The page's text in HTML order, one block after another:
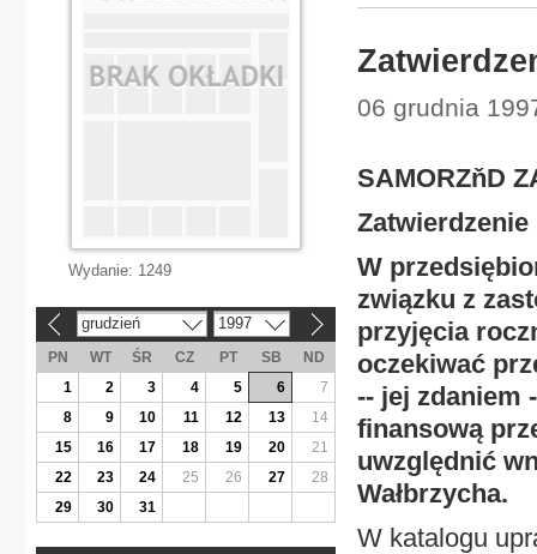
06 grudnia
SAMORZňD
W
związku z
przyjęcia
oczekiwać
-- jej zdaniem
finansową
uwzględnić
Wałbrzycha.
W katalogu
Wydanie: 1249
grudzień 1997
PN WT ŚR CZ PT SB
ND
1
2 3 4 5 6
7
8
9 10 11 12 13
14
15
16 17 18 19 20
21
22
23 24 25 26 27
28
29
30 31